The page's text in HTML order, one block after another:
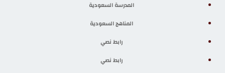
المدرسة السعودية
المناهج السعودية
رابط نصي
رابط نصي